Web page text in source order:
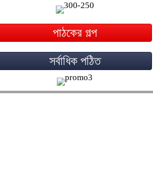
পাঠকের গল্প
সর্বাধিক পঠিত